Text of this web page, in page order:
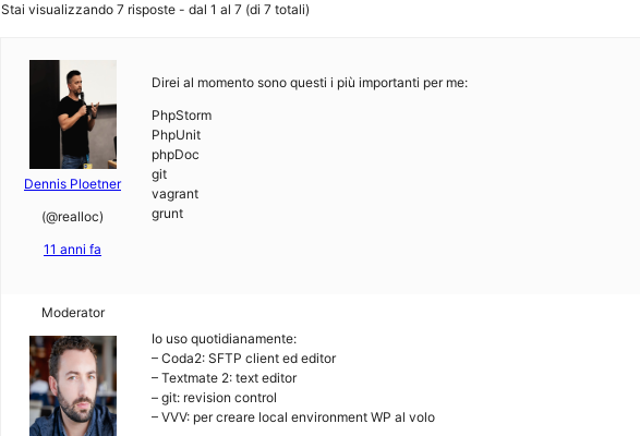
Stai visualizzando 7 risposte - dal 1 al 7 (di 7 totali)
Dennis Ploetner
(@realloc)
11 anni fa
Direi al momento sono questi i più importanti per me:
PhpStorm
PhpUnit
phpDoc
git
vagrant
grunt
Moderator
Io uso quotidianamente:
– Coda2: SFTP client ed editor
– Textmate 2: text editor
– git: revision control
– VVV: per creare local environment WP al volo